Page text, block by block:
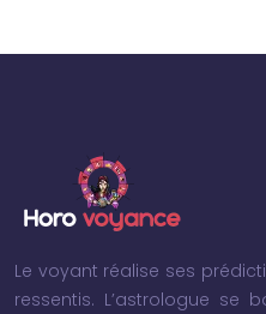
Le voyant réalise ses
ressentis. L’astrologue se